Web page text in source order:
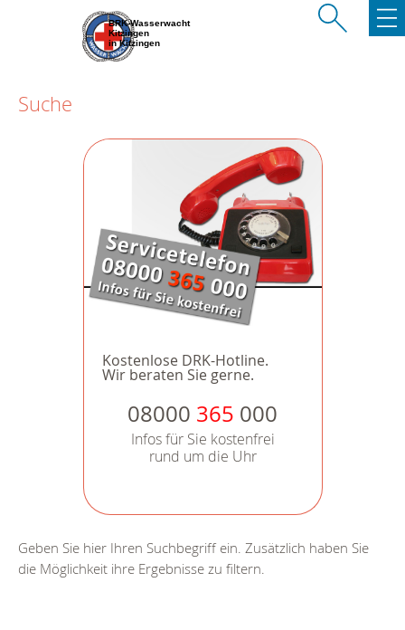
BRK-Wasserwacht
Kitzingen
in Kitzingen
Suche
Kostenlose DRK-Hotline.
Wir beraten Sie gerne.
08000 365 000
Infos für Sie kostenfrei
rund um die Uhr
Geben Sie hier Ihren Suchbegriff ein. Zusätzlich haben Sie
die Möglichkeit ihre Ergebnisse zu filtern.